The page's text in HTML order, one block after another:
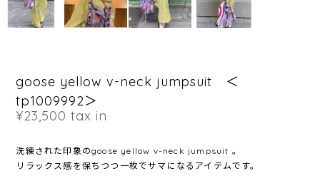
goose yellow v-neck jumpsuit ＜
tp1009992＞
¥23,500 tax in
洗練された印象のgoose yellow v-neck jumpsuit 。
リラックス感を保ちつつ一枚でサマになるアイテムです。